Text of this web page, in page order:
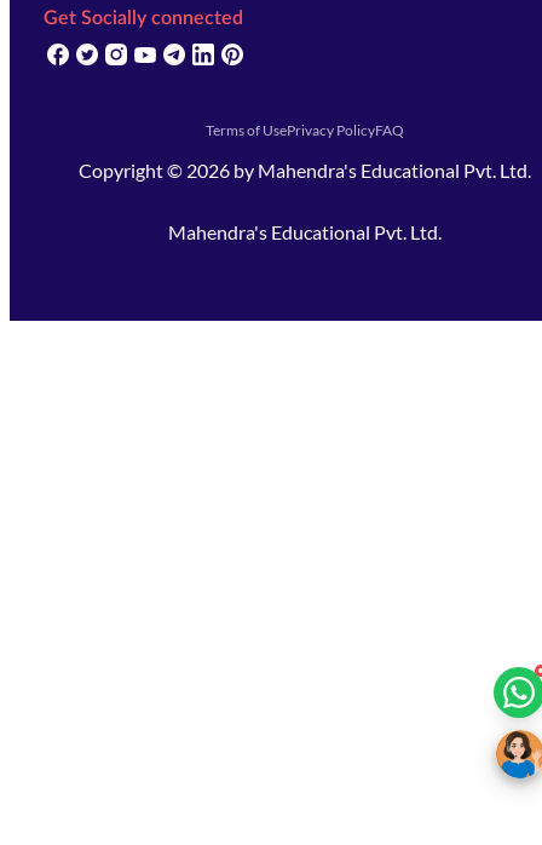
Get Socially connected
(opens in new tab)
(opens in new tab)
(opens in new tab)
(opens in new tab)
(opens in new tab)
(opens in new tab)
Terms of UsePrivacy PolicyFAQ
Copyright © 2026 by Mahendra's Educational Pvt. Ltd.
Mahendra's Educational Pvt. Ltd.